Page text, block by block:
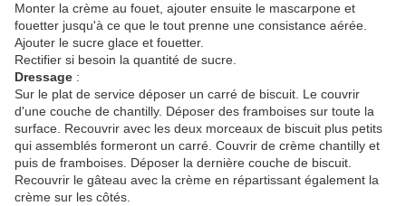
Monter la crème au fouet, ajouter ensuite le mascarpone et
fouetter jusqu'à ce que le tout prenne une consistance aérée.
Ajouter le sucre glace et fouetter.
Rectifier si besoin la quantité de sucre.
Dressage :
Sur le plat de service déposer un carré de biscuit. Le couvrir
d'une couche de chantilly. Déposer des framboises sur toute la
surface. Recouvrir avec les deux morceaux de biscuit plus petits
qui assemblés formeront un carré. Couvrir de crème chantilly et
puis de framboises. Déposer la dernière couche de biscuit.
Recouvrir le gâteau avec la crème en répartissant également la
crème sur les côtés.